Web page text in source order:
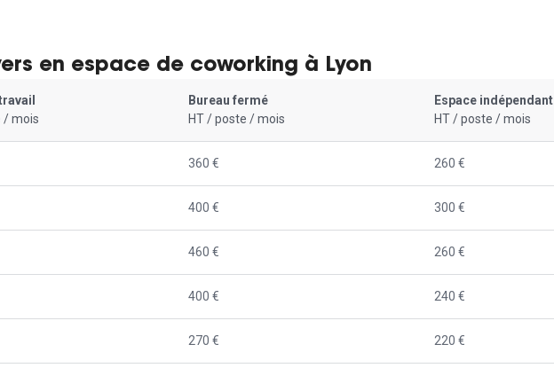
en espace de coworking à Lyon
/ mois
Bureau fermé
HT / poste / mois
Espace indépendant
HT / poste / mois
360 € 260 €
400 € 300 €
460 € 260 €
400 € 240 €
270 € 220 €